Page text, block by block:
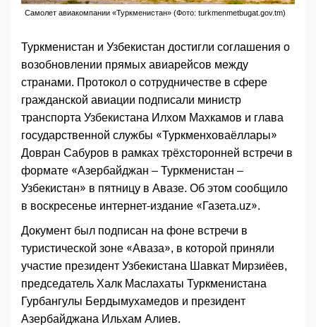
Самолет авиакомпании «Туркменистан» (Фото: turkmenmetbugat.gov.tm)
Туркменистан и Узбекистан достигли соглашения о
возобновлении прямых авиарейсов между
странами. Протокол о сотрудничестве в сфере
гражданской авиации подписали министр
транспорта Узбекистана Илхом Махкамов и глава
государственной службы «Туркменховаёллары»
Довран Сабуров в рамках трёхсторонней встречи в
формате «Азербайджан – Туркменистан –
Узбекистан» в пятницу в Авазе. Об этом сообщило
в воскресенье интернет-издание «Газета.uz».
Документ был подписан на фоне встречи в
туристической зоне «Аваза», в которой приняли
участие президент Узбекистана Шавкат Мирзиёев,
председатель Халк Маслахаты Туркменистана
Гурбангулы Бердымухамедов и президент
Азербайджана Ильхам Алиев.